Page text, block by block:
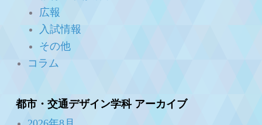
広報
入試情報
その他
コラム
都市・交通デザイン学科 アーカイブ